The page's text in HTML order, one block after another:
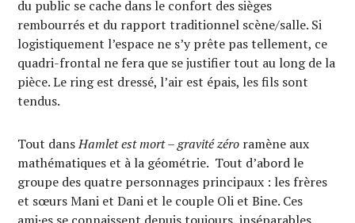
du public se cache dans le confort des sièges
rembourrés et du rapport traditionnel scène/salle. Si
logistiquement l’espace ne s’y prête pas tellement, ce
quadri-frontal ne fera que se justifier tout au long de la
pièce. Le ring est dressé, l’air est épais, les fils sont
tendus.
Tout dansHamlet est mort – gravité zéro ramène aux
mathématiques et à la géométrie. Tout d’abord le
groupe des quatre personnages principaux : les frères
et sœurs Mani et Dani et le couple Oli et Bine. Ces